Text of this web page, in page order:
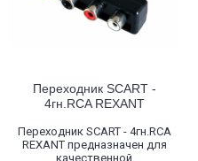
Переходник SCART -
4гн.RCA REXANT
Переходник SCART - 4гн.RCA
REXANT предназначен для
качественной